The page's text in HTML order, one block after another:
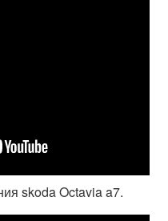
skoda Octavia a7.